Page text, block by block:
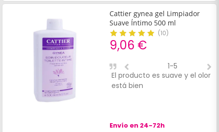
Cattier gynea gel Limpiador
Suave Íntimo 500 ml
(10)
9,06 €
El producto es suave y el olor
está bien
1-5
Envío en 24-72h